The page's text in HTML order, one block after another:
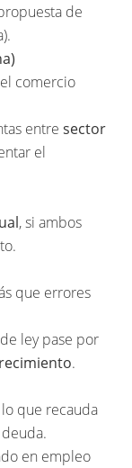
de
comercio
entre sector
el
, si ambos
que errores
ley pase por
.
que recauda
en empleo